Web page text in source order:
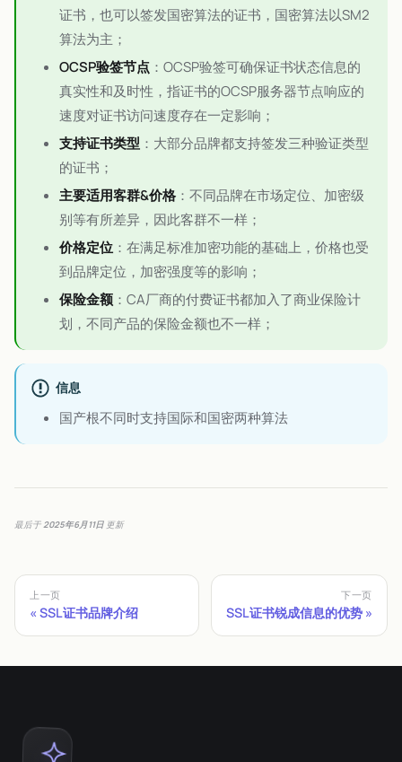
证书，也可以签发国密算法的证书，国密算法以SM2
算法为主；
OCSP验签节点 ：OCSP验签可确保证书状态信息的
真实性和及时性，指证书的OCSP服务器节点响应的
速度对证书访问速度存在一定影响；
支持证书类型 ：大部分品牌都支持签发三种验证类型
的证书；
主要适用客群&价格：不同品牌在市场定位、加密级
别等有所差异，因此客群不一样；
价格定位：在满足标准加密功能的基础上，价格也受
到品牌定位，加密强度等的影响；
保险金额 ：CA厂商的付费证书都加入了商业保险计
划，不同产品的保险金额也不一样；
信息
国产根不同时支持国际和国密两种算法
最后于2025年6月11日 更新
上一页
SSL证书品牌介绍
下一页
SSL证书锐成信息的优势